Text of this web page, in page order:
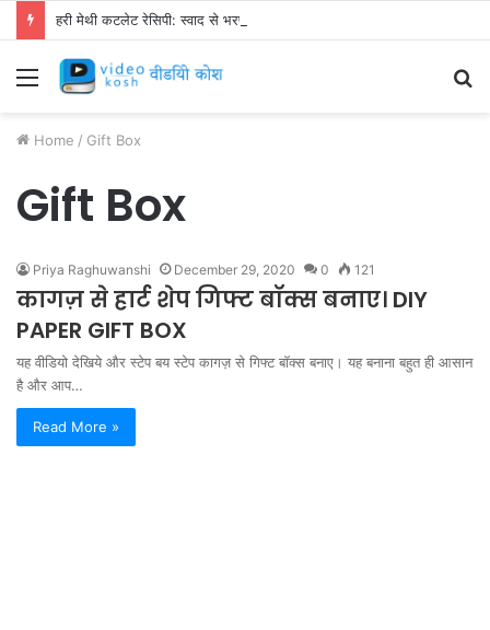
हरी मेथी कटलेट रेसिपी: स्वाद से भरपूर और स्वस्थ नाश्ता बनाएं!
Menu
Home / Gift Box
Gift Box
Priya Raghuwanshi December 29, 2020 0 121
कागज़ से हार्ट शेप गिफ्ट बॉक्स बनाए। DIY
PAPER GIFT BOX
यह वीडियो देखिये और स्टेप बय स्टेप कागज़ से गिफ्ट बॉक्स बनाए। यह बनाना बहुत ही आसान
है और आप…
Read More »